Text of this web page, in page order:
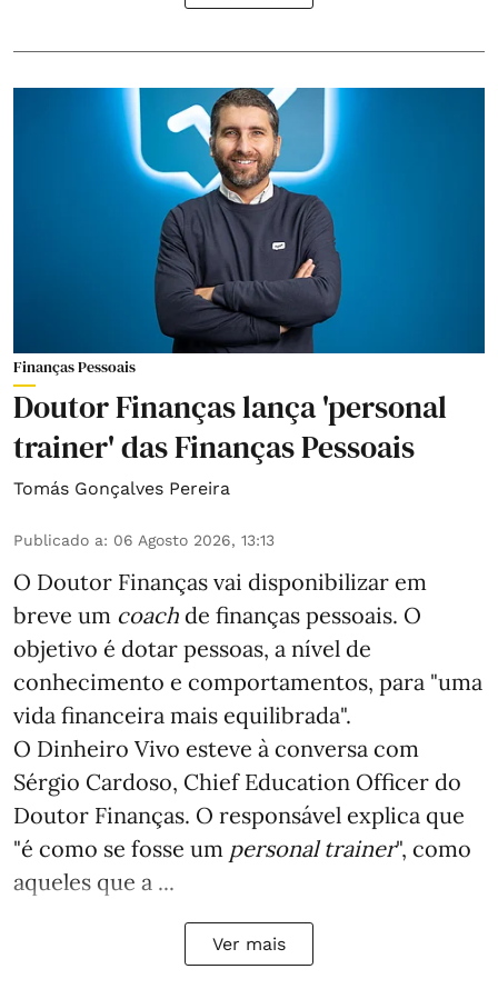
Finanças Pessoais
Doutor Finanças lança 'personal
trainer' das Finanças Pessoais
Tomás Gonçalves Pereira
Publicado a: 06 Agosto 2026, 13:13
O Doutor Finanças vai disponibilizar em
breve um coach de finanças pessoais. O
objetivo é dotar pessoas, a nível de
conhecimento e comportamentos, para "uma
vida financeira mais equilibrada".
O Dinheiro Vivo esteve à conversa com
Sérgio Cardoso, Chief Education Officer do
Doutor Finanças. O responsável explica que
"é como se fosse um personal trainer", como
aqueles que a ...
Ver mais